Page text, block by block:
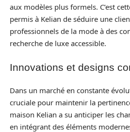
aux modèles plus formels. C’est
permis à Kelian de séduire une
professionnels de la mode à des
recherche de luxe accessible.
Innovations et designs
Dans un marché en constante
cruciale pour maintenir la
maison Kelian a su anticiper les
en intégrant des éléments